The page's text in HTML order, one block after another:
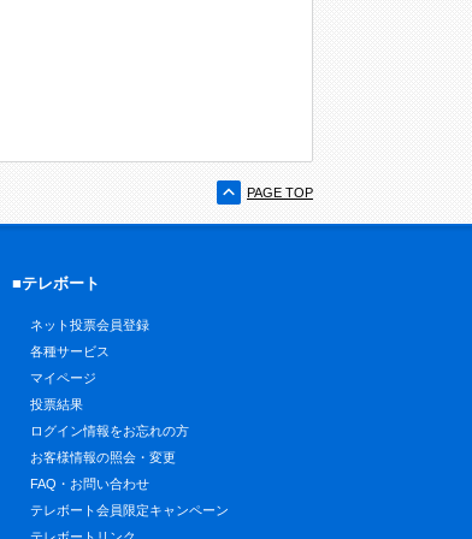
PAGE TOP
■テレボート
ネット投票会員登録
各種サービス
マイページ
投票結果
ログイン情報をお忘れの方
お客様情報の照会・変更
FAQ・お問い合わせ
テレボート会員限定キャンペーン